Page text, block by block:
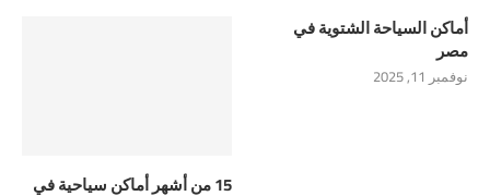
أماكن السياحة الشتوية في
مصر
نوفمبر 11, 2025
15 من أشهر أماكن سياحية في